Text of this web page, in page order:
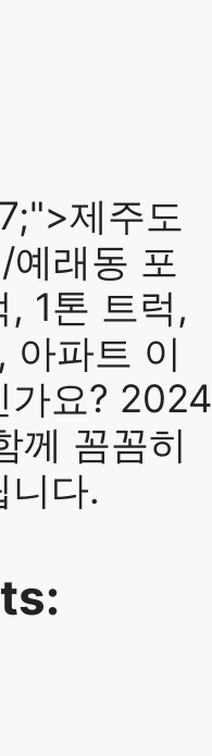
제주도
래동 포
1톤 트럭,
아파트 이
가요? 2024
께 꼼꼼히
니다.